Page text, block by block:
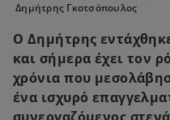
Δημήτρης Γκοτσόπουλος
Ο Δημήτρης
και σήμερα έχει τον
χρόνια που
ένα ισχυρό